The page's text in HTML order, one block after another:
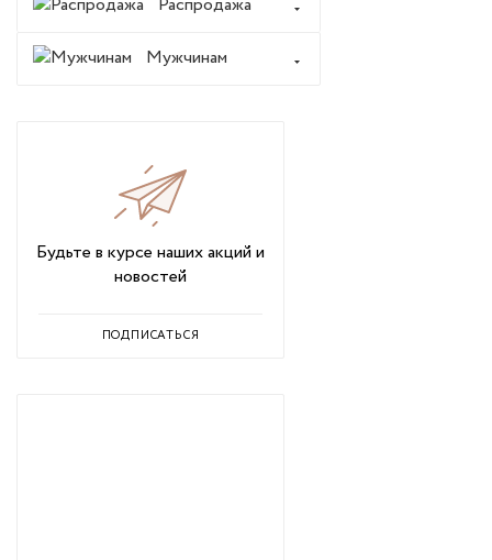
Мужчинам
Будьте в курсе наших акций и
новостей
ПОДПИСАТЬСЯ